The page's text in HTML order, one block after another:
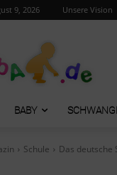
9, 2026 Unsere Vision
BABY
Schule Das deutsche